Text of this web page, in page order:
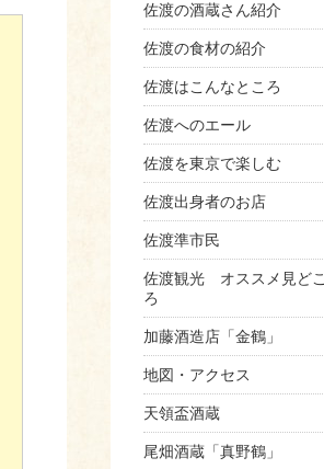
佐渡の酒蔵さん紹介
佐渡の食材の紹介
佐渡はこんなところ
佐渡へのエール
佐渡を東京で楽しむ
佐渡出身者のお店
佐渡準市民
佐渡観光 オススメ見どこ
ろ
加藤酒造店「金鶴」
地図・アクセス
天領盃酒蔵
尾畑酒蔵「真野鶴」